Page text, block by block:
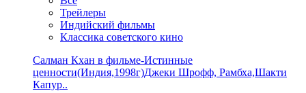
Трейлеры
Индийский фильмы
Классика советского кино
Салман Кхан в фильме-Истинные
ценности(Индия,1998г)Джеки Шрофф, Рамбха,Шакти
Капур..